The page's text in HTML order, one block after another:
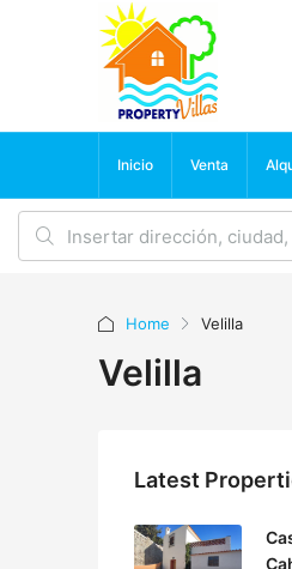
Inicio Venta
Home Velilla
Velilla
Latest